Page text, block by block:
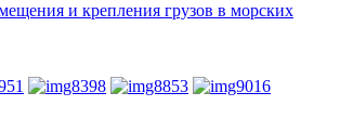
и крепления грузов в морских